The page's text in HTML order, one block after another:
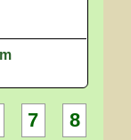
7 8